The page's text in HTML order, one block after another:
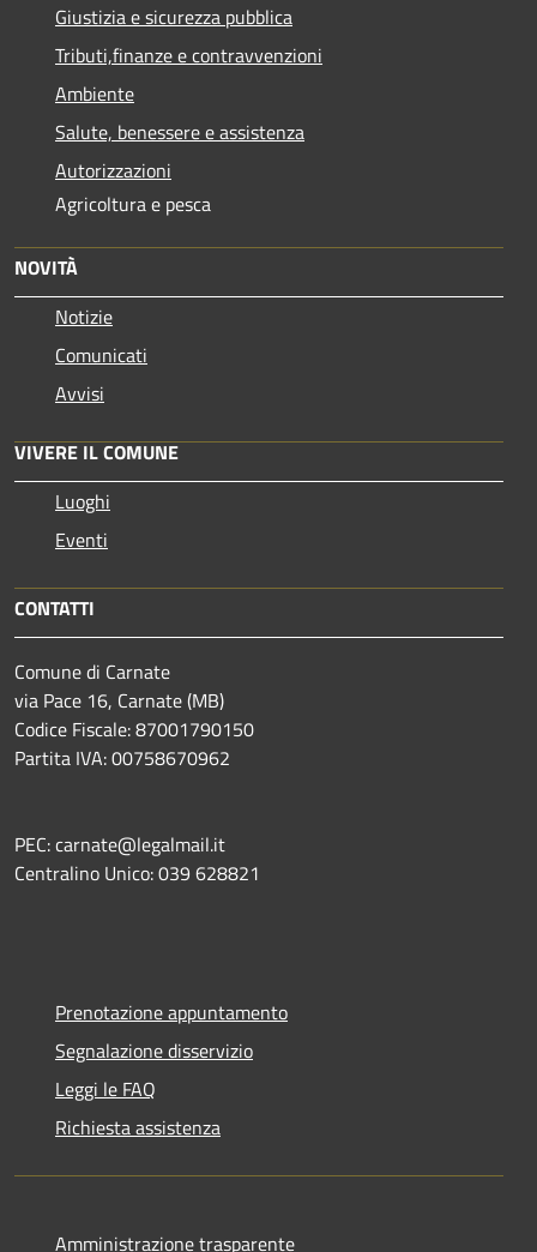
Giustizia e sicurezza pubblica
Tributi,finanze e contravvenzioni
Ambiente
Salute, benessere e assistenza
Autorizzazioni
Agricoltura e pesca
NOVITÀ
Notizie
Comunicati
Avvisi
VIVERE IL COMUNE
Luoghi
Eventi
CONTATTI
Comune di Carnate
via Pace 16, Carnate (MB)
Codice Fiscale: 87001790150
Partita IVA: 00758670962
PEC: carnate@legalmail.it
Centralino Unico: 039 628821
Prenotazione appuntamento
Segnalazione disservizio
Leggi le FAQ
Richiesta assistenza
Amministrazione trasparente